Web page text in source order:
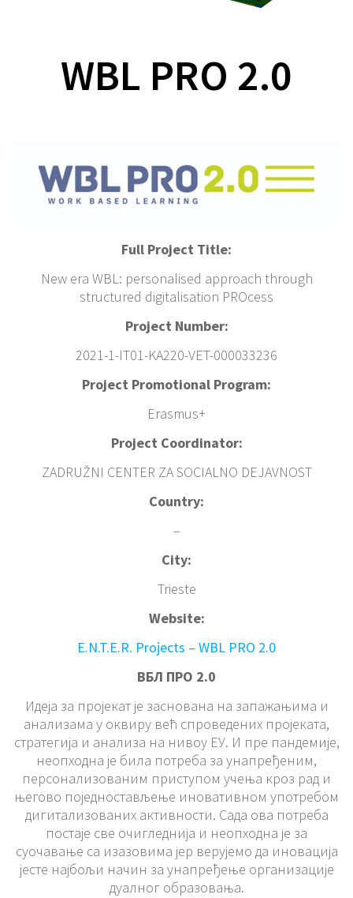
WBL PRO 2.0
Full Project Title:
New era WBL: personalised approach through
structured digitalisation PROcess
Project Number:
2021-1-IT01-KA220-VET-000033236
Project Promotional Program:
Erasmus+
Project Coordinator:
ZADRUŽNI CENTER ZA SOCIALNO DEJAVNOST
Country:
–
City:
Trieste
Website:
E.N.T.E.R. Projects – WBL PRO 2.0
ВБЛ ПРО 2.0
Идеја за пројекат је заснована на запажањима и
анализама у оквиру већ спроведених пројеката,
стратегија и анализа на нивоу ЕУ. И пре пандемије,
неопходна је била потреба за унапређеним,
персонализованим приступом учењa кроз рад и
његово поједностављење иновативном употребом
дигитализованих активности. Сада ова потреба
постаје све очигледнија и неопходна је за
суочавање са изазовима јер верујемо да иновација
јесте најбољи начин за унапређење организације
дуалног образовања.